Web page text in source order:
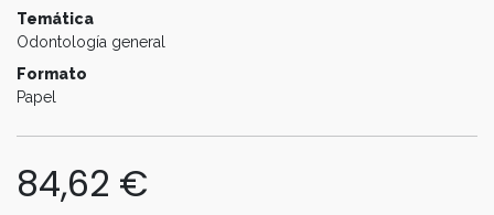
Temática
Odontología general
Formato
Papel
84,62 €